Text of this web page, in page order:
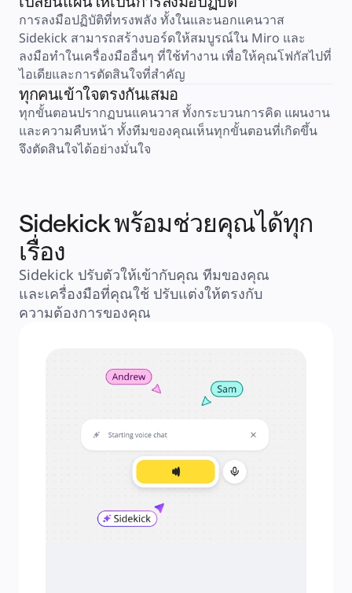
การวางแผนเป้าหมาย
การออกแบบองค์กร
โซลูชัน
ตามกลุ่มธุรกิจ
Enterprise
สตาร์ทอัพ
ตามอุตสาหกรรม
ดิจิทัล
บริการระดับมืออาชีพ
ตามทีมงาน
การจัดการผลิตภัณฑ์
ผู้นำผลิตภัณฑ์และฝ่ายปฏิบัติการ
การดำเนินงาน
การตลาด
IT
การเปลี่ยนแปลงด้วย AI
การเปลี่ยนแปลงวิถีการทำงาน
ประสบการณ์ดิจิทัลของพนักงาน
ประสบการณ์ลูกค้าและการออกแบบบริการ
การเรียนรู้
เรื่องราวของลูกค้า
Academy
Reforge Learning
ชุมชนและการสนับสนุน
การลงมือปฏิบัติที่ทรงพลัง ทั้งในและนอกแคนวาส
Sidekick สามารถสร้างบอร์ดให้สมบูรณ์ใน Miro และ
ลงมือทำในเครื่องมืออื่นๆ ที่ใช้ทำงาน เพื่อให้คุณโฟกัสไปที่
ไอเดียและการตัดสินใจที่สำคัญ
ทุกคนเข้าใจตรงกันเสมอ
ทุกขั้นตอนปรากฏบนแคนวาส ทั้งกระบวนการคิด แผนงาน
และความคืบหน้า ทั้งทีมของคุณเห็นทุกขั้นตอนที่เกิดขึ้น
จึงตัดสินใจได้อย่างมั่นใจ
Sidekick พร้อมช่วยคุณได้ทุก
เรื่อง
Sidekick ปรับตัวให้เข้ากับคุณ ทีมของคุณ
และเครื่องมือที่คุณใช้ ปรับแต่งให้ตรงกับ
ความต้องการของคุณ